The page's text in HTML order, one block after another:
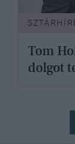
Tom
dolgot